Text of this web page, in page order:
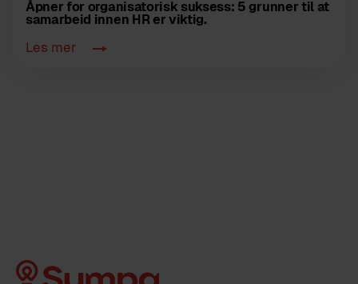
Åpner for organisatorisk suksess: 5 grunner til at
samarbeid innen HR er viktig.
Les mer